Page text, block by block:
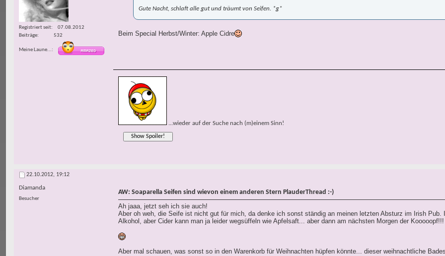
Registriert seit
07.08.2012
Beiträge
532
Meine Laune...
Gute Nacht, schlaft alle gut und träumt von Seifen. *g*
Beim Special Herbst/Winter: Apple Cidre
...wieder auf der Suche nach (m)einem Sinn!
22.10.2012, 19:12
Diamanda
Besucher
AW: Soaparella Seifen sind wievon einem anderen Stern PlauderThread :-)
Ah jaaa, jetzt seh ich sie auch!
Aber oh weh, die Seife ist nicht gut für mich, da denke ich sonst ständig an meinen letzten Absturz im Irish Pub.
Alkohol, aber Cider kann man ja leider wegsüffeln wie Apfelsaft... aber dann am nächsten Morgen der
Aber mal schauen, was sonst so in den Warenkorb für Weihnachten hüpfen könnte... dieser weihnachtliche